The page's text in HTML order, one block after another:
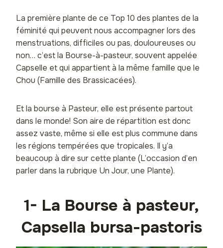
La première plante de ce Top 10 des plantes de la
féminité qui peuvent nous accompagner lors des
menstruations, difficiles ou pas, douloureuses ou
non… c’est la Bourse-à-pasteur, souvent appelée
Capselle et qui appartient à la même famille que le
Chou (Famille des Brassicacées).
Et la bourse à Pasteur, elle est présente partout
dans le monde! Son aire de répartition est donc
assez vaste, même si elle est plus commune dans
les régions tempérées que tropicales. Il y’a
beaucoup à dire sur cette plante (L’occasion d’en
parler dans la rubrique Un Jour, une Plante).
1- La Bourse à pasteur,
Capsella bursa-pastoris